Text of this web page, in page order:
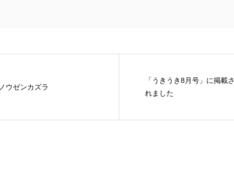
ノウゼンカズラ
「うきうき8月号」に掲載さ
れました